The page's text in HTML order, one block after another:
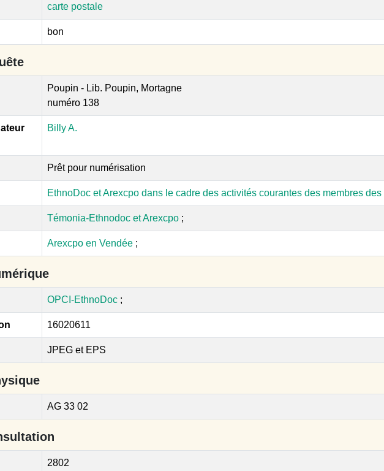
carte postale
bon
Poupin - Lib. Poupin, Mortagne
numéro 138
Billy A.
Prêt pour numérisation
EthnoDoc et Arexcpo dans le cadre des activités courantes des membres
Témonia-Ethnodoc et Arexcpo ;
Arexcpo en Vendée ;
OPCI-EthnoDoc ;
16020611
JPEG et EPS
AG 33 02
2802